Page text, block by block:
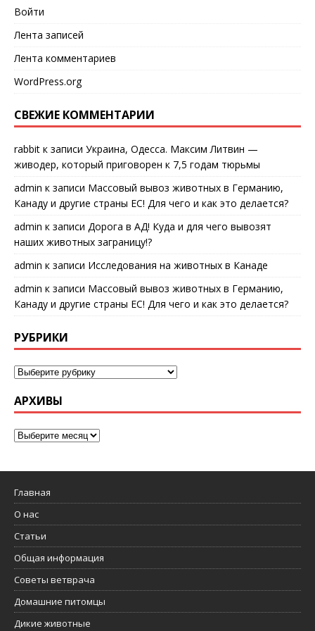
Войти
Лента записей
Лента комментариев
WordPress.org
СВЕЖИЕ КОММЕНТАРИИ
rabbit к записи Украина, Одесса. Максим Литвин —
живодер, который приговорен к 7,5 годам тюрьмы
admin к записи Массовый вывоз животных в Германию,
Канаду и другие страны ЕС! Для чего и как это делается?
admin к записи Дорога в АД! Куда и для чего вывозят
наших животных заграницу!?
admin к записи Исследования на животных в Канаде
admin к записи Массовый вывоз животных в Германию,
Канаду и другие страны ЕС! Для чего и как это делается?
РУБРИКИ
АРХИВЫ
Главная
О нас
Статьи
Общая информация
Советы ветврача
Домашние питомцы
Дикие животные